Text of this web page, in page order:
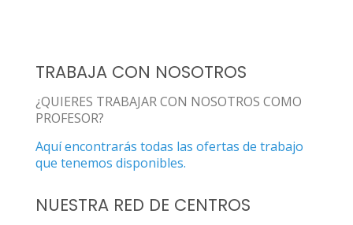
TRABAJA CON NOSOTROS
¿QUIERES TRABAJAR CON NOSOTROS COMO
PROFESOR?
Aquí encontrarás todas las ofertas de trabajo
que tenemos disponibles.
NUESTRA RED DE CENTROS